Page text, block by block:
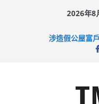
2026年8
涉造假公屋富